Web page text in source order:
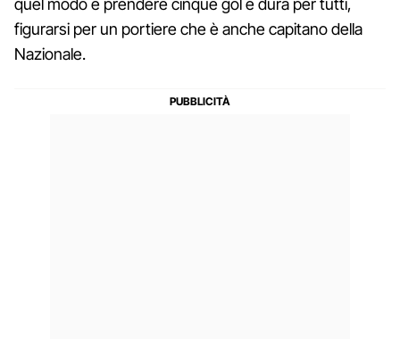
quel modo e prendere cinque gol è dura per tutti,
figurarsi per un portiere che è anche capitano della
Nazionale.